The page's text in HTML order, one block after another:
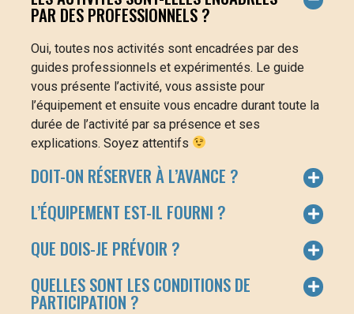
PAR DES PROFESSIONNELS ?
Oui, toutes nos activités sont encadrées par des
guides professionnels et expérimentés. Le guide
vous présente l’activité, vous assiste pour
l’équipement et ensuite vous encadre durant toute la
durée de l’activité par sa présence et ses
explications. Soyez attentifs
DOIT-ON RÉSERVER À L’AVANCE ?
L’ÉQUIPEMENT EST-IL FOURNI ?
QUE DOIS-JE PRÉVOIR ?
QUELLES SONT LES CONDITIONS DE
PARTICIPATION ?